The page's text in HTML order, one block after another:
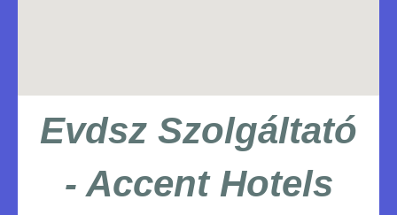
Evdsz Szolgáltató
- Accent Hotels